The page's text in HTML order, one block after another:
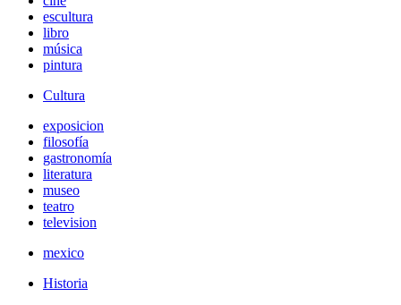
escultura
libro
música
pintura
Cultura
exposicion
filosofía
gastronomía
literatura
museo
teatro
television
mexico
Historia